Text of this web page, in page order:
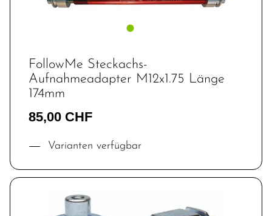
FollowMe Steckachs-
Aufnahmeadapter M12x1.75 Länge
174mm
85,00 CHF
Varianten verfügbar